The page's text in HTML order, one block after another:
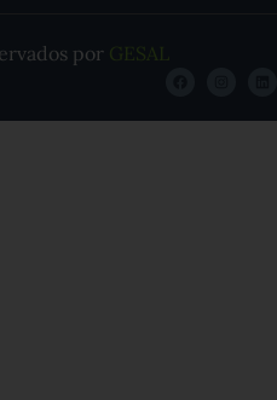
por GESAL